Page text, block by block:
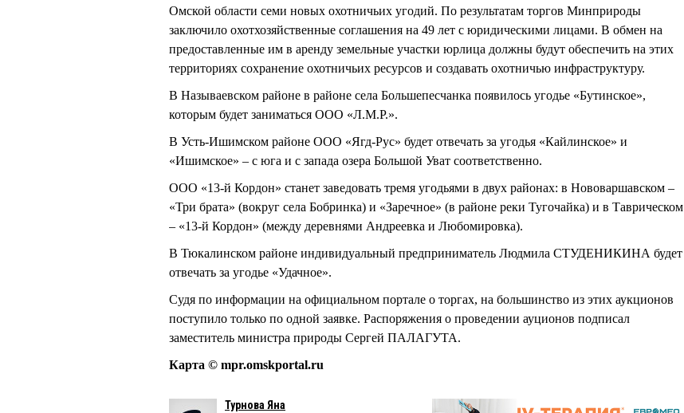
Омской области семи новых охотничьих угодий. По результатам торгов Минприроды
заключило охотхозяйственные соглашения на 49 лет с юридическими лицами. В обмен на
предоставленные им в аренду земельные участки юрлица должны будут обеспечить на этих
территориях сохранение охотничьих ресурсов и создавать охотничью инфраструктуру.
В Называевском районе в районе села Большепесчанка появилось угодье «Бутинское»,
которым будет заниматься ООО «Л.М.Р.».
В Усть-Ишимском районе ООО «Ягд-Рус» будет отвечать за угодья «Кайлинское» и
«Ишимское» – с юга и с запада озера Большой Уват соответственно.
ООО «13-й Кордон» станет заведовать тремя угодьями в двух районах: в Нововаршавском –
«Три брата» (вокруг села Бобринка) и «Заречное» (в районе реки Тугочайка) и в Таврическом
– «13-й Кордон» (между деревнями Андреевка и Любомировка).
В Тюкалинском районе индивидуальный предприниматель Людмила СТУДЕНИКИНА будет
отвечать за угодье «Удачное».
Судя по информации на официальном портале о торгах, на большинство из этих аукционов
поступило только по одной заявке. Распоряжения о проведении ауционов подписал
заместитель министра природы Сергей ПАЛАГУТА.
Карта © mpr.omskportal.ru
Турнова Яна